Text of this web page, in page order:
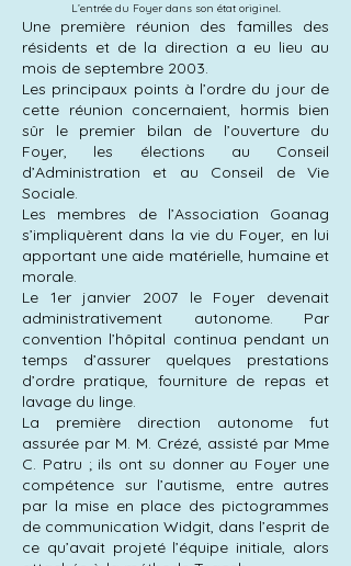
L’entrée du Foyer dans son état originel.
Une première réunion des familles des
résidents et de la direction a eu lieu au
mois de septembre 2003.
Les principaux points à l’ordre du jour de
cette réunion concernaient, hormis bien
sûr le premier bilan de l’ouverture du
Foyer, les élections au Conseil
d’Administration et au Conseil de Vie
Sociale.
Les membres de l’Association Goanag
s’impliquèrent dans la vie du Foyer, en lui
apportant une aide matérielle, humaine et
morale.
Le 1er janvier 2007 le Foyer devenait
administrativement autonome. Par
convention l’hôpital continua pendant un
temps d’assurer quelques prestations
d’ordre pratique, fourniture de repas et
lavage du linge.
La première direction autonome fut
assurée par M. M. Crézé, assisté par Mme
C. Patru ; ils ont su donner au Foyer une
compétence sur l’autisme, entre autres
par la mise en place des pictogrammes
de communication Widgit, dans l’esprit de
ce qu’avait projeté l’équipe initiale, alors